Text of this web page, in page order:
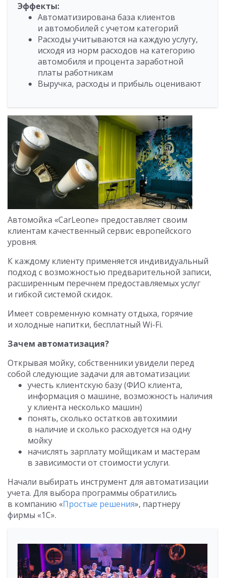
Эффекты:
Автоматизирована база клиентов
и автомобилей с учетом категорий
Расходы учитываются на каждую услугу,
исходя из норм расходов на категорию
автомобиля и процента заработной
платы работникам
Выручка, расходы и прибыль оценивают
Автомойка «CarLeone» предоставляет своим
клиентам качественный сервис европейского
уровня.
К каждому клиенту применяется индивидуальный
подход с возможностью предварительной записи,
расширенным перечнем предоставляемых услуг
и гибкой системой скидок.
Имеет современную комнату отдыха, горячие
и холодные напитки, бесплатный Wi-Fi.
Зачем автоматизация?
Открывая мойку, собственники увидели перед
собой следующие задачи для автоматизации:
учесть клиентскую базу (ФИО клиента,
информация о машине, возможность наличия
у клиента несколько машин)
понять, сколько остатков автохимии
в наличие и сколько расходуется на одну
мойку
начислять зарплату мойщикам и мастерам
в зависимости от стоимости услуги.
Начали выбирать инструмент для автоматизации
учета. Для выбора программы обратились
в компанию «Простые решения», партнеру
фирмы «1С».